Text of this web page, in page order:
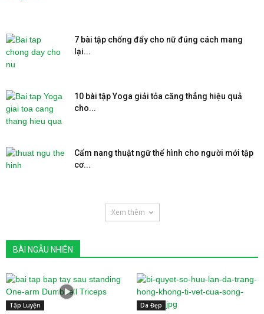
7 bài tập chống đẩy cho nữ đúng cách mang
lại...
10 bài tập Yoga giải tỏa căng thẳng hiệu quả
cho...
Cẩm nang thuật ngữ thể hình cho người mới tập
cơ...
Xem thêm
BÀI NGẪU NHIÊN
Tập Luyện Da Đẹp